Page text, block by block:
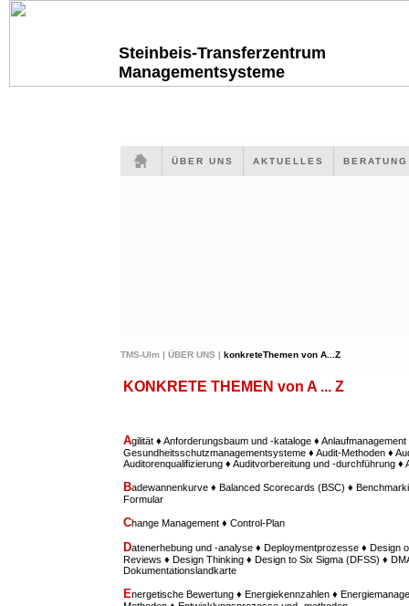
Steinbeis-Transferzentrum
Managementsysteme
ÜBER UNS AKTUELLES
TMS-Ulm | ÜBER UNS | konkreteThemen von A...Z
KONKRETE THEMEN von A ... Z
Agilität ♦ Anforderungsbaum und -kataloge ♦
Gesundheitsschutzmanagementsysteme ♦ Audit-Methoden ♦
Auditorenqualifizierung ♦ Auditvorbereitung und -durchführung ♦
Badewannenkurve ♦ Balanced Scorecards (BSC) ♦
Formular
Change Management ♦ Control-Plan
Datenerhebung und -analyse ♦ Deploymentprozesse ♦ Design
Reviews ♦ Design Thinking ♦ Design to Six Sigma (DFSS) ♦
Dokumentationslandkarte
Energetische Bewertung ♦ Energiekennzahlen ♦